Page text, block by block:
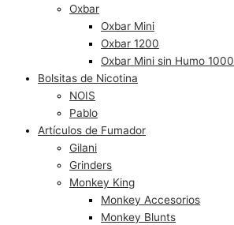
Oxbar
Oxbar Mini
Oxbar 1200
Oxbar Mini sin Humo 1000
Bolsitas de Nicotina
NOIS
Pablo
Artículos de Fumador
Gilani
Grinders
Monkey King
Monkey Accesorios
Monkey Blunts